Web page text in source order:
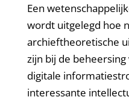
Een
wordt uitgelegd hoe
archieftheoretische
zijn bij de
digitale
interessante